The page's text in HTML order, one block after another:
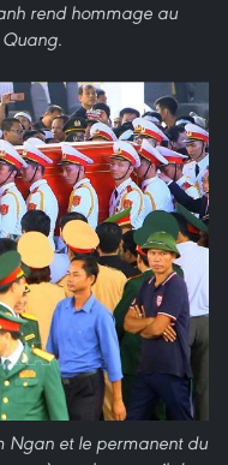
rend hommage au
Ngan et le permanent du